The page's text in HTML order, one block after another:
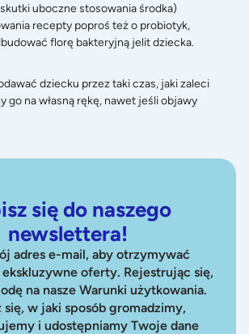
uboczne stosowania środka)
recepty poproś też o probiotyk,
florę bakteryjną jelit dziecka.
dziecku przez taki czas, jaki zaleci
go na własną rękę, nawet jeśli objawy
się do naszego
newslettera!
adres e-mail, aby otrzymywać
oferty. Rejestrując się,
na nasze Warunki użytkowania.
się, w jaki sposób gromadzimy,
i udostępniamy Twoje dane